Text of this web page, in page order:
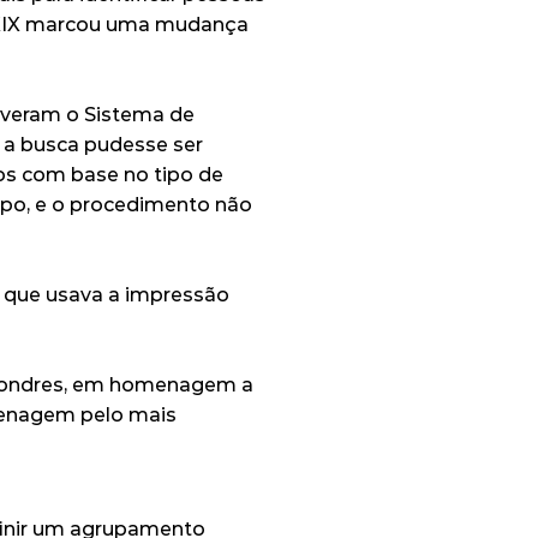
marcou uma mudança
o Sistema de
busca pudesse ser
com base no tipo de
e o procedimento não
usava a impressão
em homenagem a
pelo mais
um agrupamento